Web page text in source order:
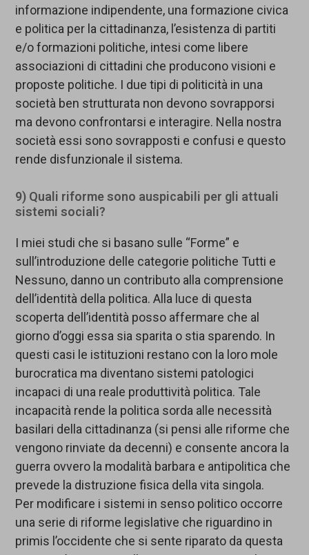
informazione indipendente, una formazione civica
e politica per la cittadinanza, l’esistenza di partiti
e/o formazioni politiche, intesi come libere
associazioni di cittadini che producono visioni e
proposte politiche. I due tipi di politicità in una
società ben strutturata non devono sovrapporsi
ma devono confrontarsi e interagire. Nella nostra
società essi sono sovrapposti e confusi e questo
rende disfunzionale il sistema.
9) Quali riforme sono auspicabili per gli attuali
sistemi sociali?
I miei studi che si basano sulle “Forme” e
sull’introduzione delle categorie politiche Tutti e
Nessuno, danno un contributo alla comprensione
dell’identità della politica. Alla luce di questa
scoperta dell’identità posso affermare che al
giorno d’oggi essa sia sparita o stia sparendo. In
questi casi le istituzioni restano con la loro mole
burocratica ma diventano sistemi patologici
incapaci di una reale produttività politica. Tale
incapacità rende la politica sorda alle necessità
basilari della cittadinanza (si pensi alle riforme che
vengono rinviate da decenni) e consente ancora la
guerra ovvero la modalità barbara e antipolitica che
prevede la distruzione fisica della vita singola.
Per modificare i sistemi in senso politico occorre
una serie di riforme legislative che riguardino in
primis l’occidente che si sente riparato da questa